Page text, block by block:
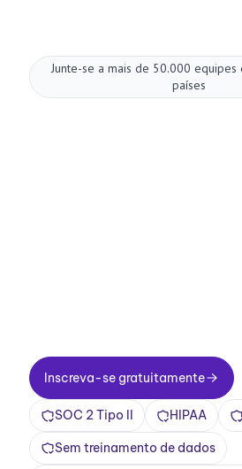
Junte-se a mais de 50.000
países
Inscreva-se gratuitamente
Inscreva-se gratuitamente
SOC 2 Tipo II HIPAA
Sem treinamento de dados